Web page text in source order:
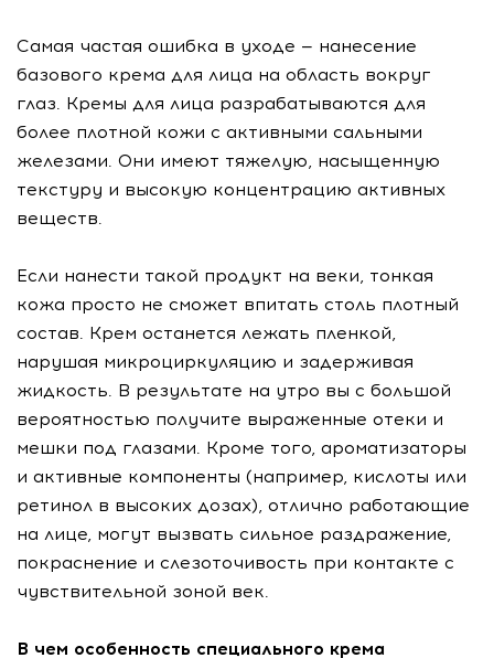
Самая частая ошибка в уходе — нанесение
базового крема для лица на область вокруг
глаз. Кремы для лица разрабатываются для
более плотной кожи с активными сальными
железами. Они имеют тяжелую, насыщенную
текстуру и высокую концентрацию активных
веществ.
Если нанести такой продукт на веки, тонкая
кожа просто не сможет впитать столь плотный
состав. Крем останется лежать пленкой,
нарушая микроциркуляцию и задерживая
жидкость. В результате на утро вы с большой
вероятностью получите выраженные отеки и
мешки под глазами. Кроме того, ароматизаторы
и активные компоненты (например, кислоты или
ретинол в высоких дозах), отлично работающие
на лице, могут вызвать сильное раздражение,
покраснение и слезоточивость при контакте с
чувствительной зоной век.
В чем особенность специального крема